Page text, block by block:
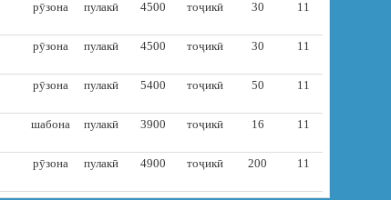
рӯзона пулакӣ 4500 тоҷикӣ 30 11
рӯзона пулакӣ 4500 тоҷикӣ 30 11
рӯзона пулакӣ 5400 тоҷикӣ 50 11
шабона пулакӣ 3900 тоҷикӣ 16 11
рӯзона пулакӣ 4900 тоҷикӣ 200 11